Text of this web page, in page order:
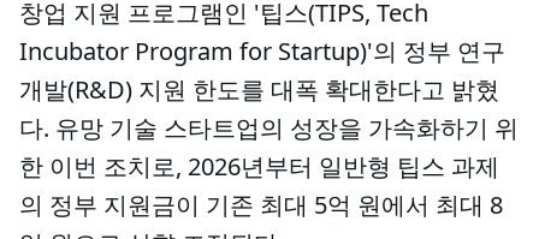
창업 지원 프로그램인 '팁스(TIPS, Tech
Incubator Program for Startup)'의 정부 연구
개발(R&D) 지원 한도를 대폭 확대한다고 밝혔
다. 유망 기술 스타트업의 성장을 가속화하기 위
한 이번 조치로, 2026년부터 일반형 팁스 과제
의 정부 지원금이 기존 최대 5억 원에서 최대 8